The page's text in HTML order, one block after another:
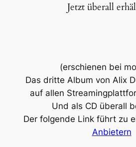
Jetzt überall
(erschienen bei
Das dritte Album von Alix
auf allen
Und als CD überall
Der folgende Link führt zu
Anbietern